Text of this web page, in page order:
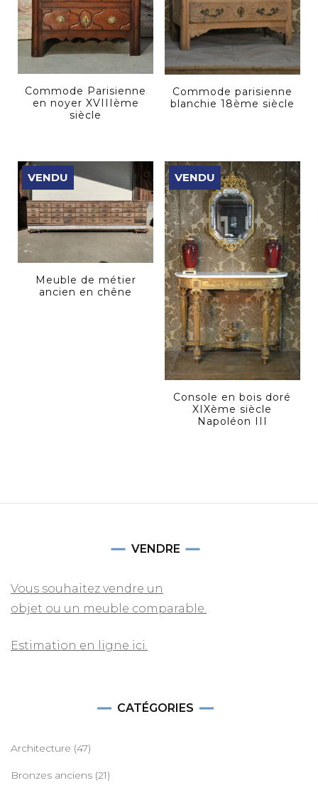
Commode Parisienne
en noyer XVIIIème
siècle
Commode parisienne
blanchie 18ème siècle
VENDU
Meuble de métier
ancien en chêne
VENDU
Console en bois doré
XIXème siècle
Napoléon III
VENDRE
Vous souhaitez vendre un
objet ou un meuble comparable.
Estimation en ligne ici.
CATÉGORIES
Architecture (47)
Bronzes anciens (21)